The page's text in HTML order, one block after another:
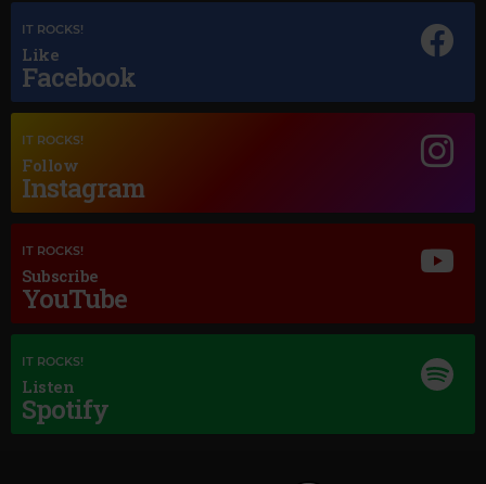
Magic Jazz
Magic Love
MAGIC LOVE
IT ROCKS!
Like
Facebook
IT ROCKS!
Follow
Instagram
IT ROCKS!
Subscribe
YouTube
IT ROCKS!
Listen
Spotify